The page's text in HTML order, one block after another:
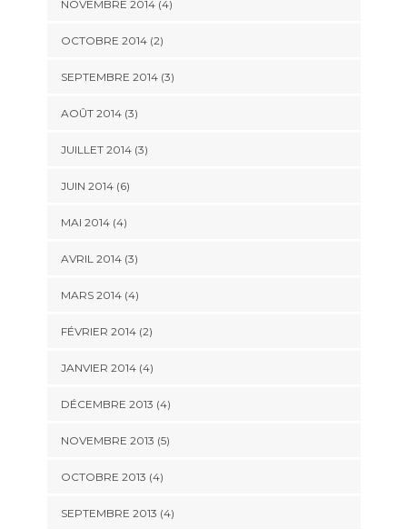
NOVEMBRE 2014(4)
OCTOBRE 2014(2)
SEPTEMBRE 2014(3)
AOÛT 2014(3)
JUILLET 2014(3)
JUIN 2014(6)
MAI 2014(4)
AVRIL 2014(3)
MARS 2014(4)
FÉVRIER 2014(2)
JANVIER 2014(4)
DÉCEMBRE 2013 (4)
NOVEMBRE 2013 (5)
OCTOBRE 2013 (4)
SEPTEMBRE 2013 (4)